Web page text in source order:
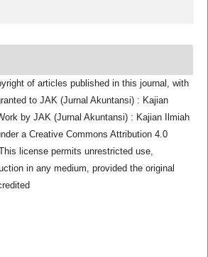
of articles published in this journal, with
to JAK (Jurnal Akuntansi) : Kajian
by JAK (Jurnal Akuntansi) : Kajian Ilmiah
a Creative Commons Attribution 4.0
license permits unrestricted use,
in any medium, provided the original